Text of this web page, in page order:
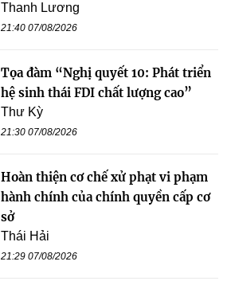
Thanh Lương
21:40 07/08/2026
Tọa đàm “Nghị quyết 10: Phát triển
hệ sinh thái FDI chất lượng cao”
Thư Kỳ
21:30 07/08/2026
Hoàn thiện cơ chế xử phạt vi phạm
hành chính của chính quyền cấp cơ
sở
Thái Hải
21:29 07/08/2026